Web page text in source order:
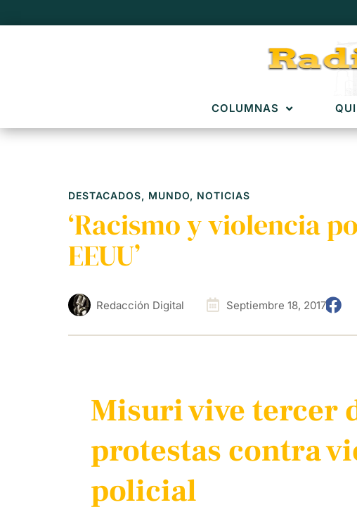
COLUMNAS
DESTACADOS, MUNDO, NOTICIAS
‘Racismo y violencia
EEUU’
Redacción Digital Septiembre 18, 2017
Misuri vive tercer
protestas contra
policial